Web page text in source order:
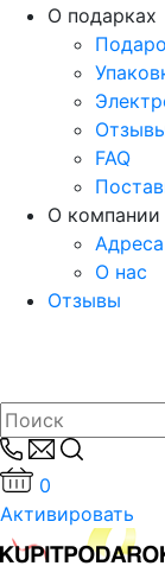
О подарках
FAQ
О компании
О нас
Отзывы
0
Активировать